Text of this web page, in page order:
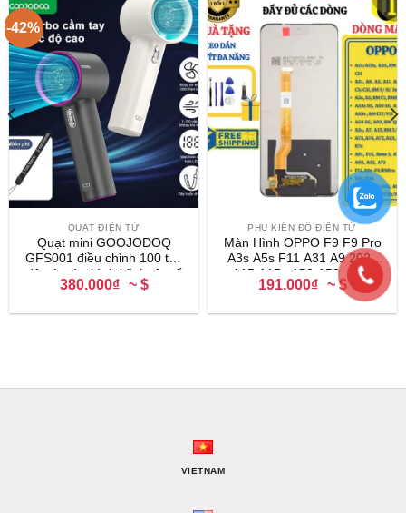
-42%
QUẠT ĐIỆN TỬ
Quạt mini GOOJODOQ
GFS001 điều chỉnh 100 tốc
độ có màn hình kỹ thuật số
LED Quạt cầm tay có thể
380.000₫ ~ $
PHỤ KIỆN ĐỒ ĐIỆN TỬ
Màn Hình OPPO F9 F9 Pro
A3s A5s F11 A31 A9 2020
A15 A15s A53 A53s A56
A73 A74 A92 K9x K9s Reno
Z Reno 4z Realme C21y
191.000₫ ~ $
VIETNAM